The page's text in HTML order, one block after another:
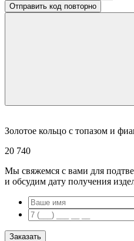
Отправить код повторно
Золотое кольцо с топазом и
20 740
Мы свяжемся с вами для
и обсудим дату получения
Заказать